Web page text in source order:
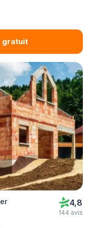
gratuit
4,8
144 avis